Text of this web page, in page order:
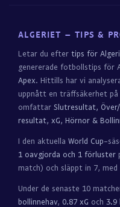
ALGERIET – TIPS &
Letar du efter tips för
genererade fotbollstips för
Apex. Hittills har vi
uppnått en träffsäkerhet på
omfattar Slutresultat,
resultat, xG, Hörnor &
I den aktuella World Cup-
1 oavgjorda och 1 förluster
match) och släppt in 7, med
Under de senaste 10
bollinnehav, 0.87 xG och 3.9